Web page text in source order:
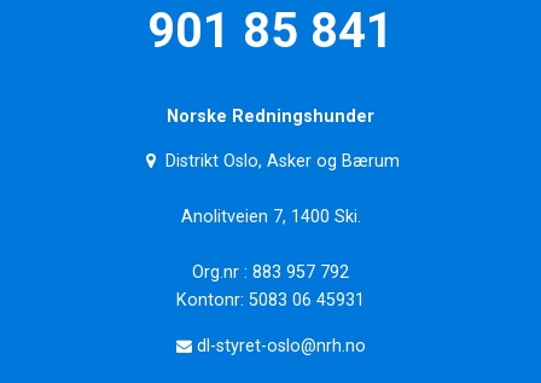
901 85 841
Norske Redningshunder
Distrikt Oslo, Asker og Bærum
Anolitveien 7, 1400 Ski.
Org.nr : 883 957 792
Kontonr: 5083 06 45931
dl-styret-oslo@nrh.no